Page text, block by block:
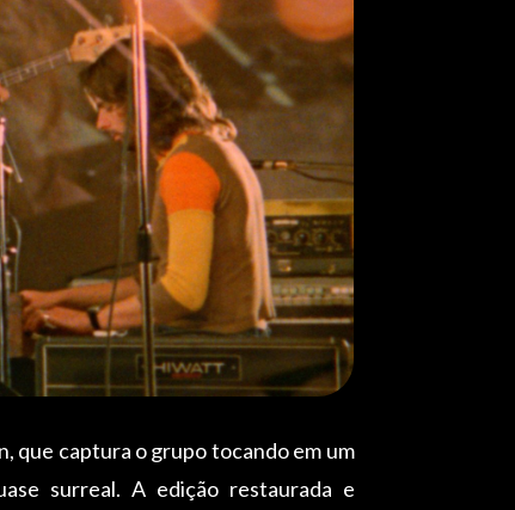
que captura o grupo tocando em um
surreal. A edição restaurada e